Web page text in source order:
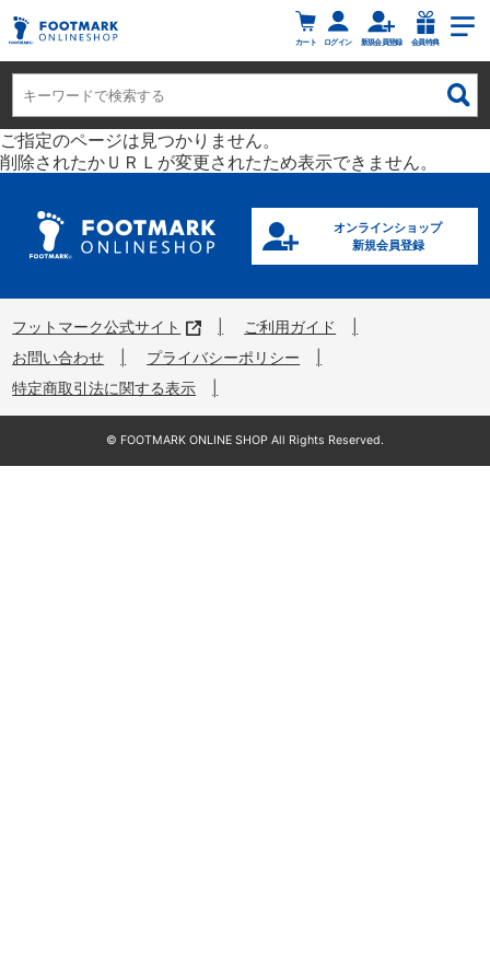
カート ログイン 新規会員登録 会員特典
ご指定のページは見つかりません。
削除されたかＵＲＬが変更されたため表示できません。
オンラインショップ
新規会員登録
フットマーク公式サイト
ご利用ガイド
お問い合わせ
プライバシーポリシー
特定商取引法に関する表示
©︎ FOOTMARK ONLINE SHOP All Rights Reserved.